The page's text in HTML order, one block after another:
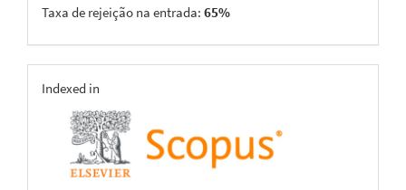
Taxa de rejeição na entrada: 65%
indexing
Indexed in